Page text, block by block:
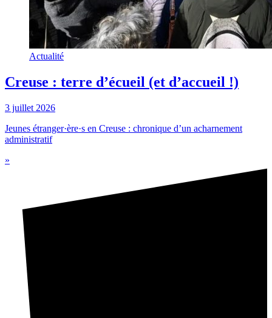
Actualité
Creuse : terre d’écueil (et d’accueil !)
3 juillet 2026
Jeunes étranger·ère·s en Creuse : chronique d’un acharnement
administratif
»